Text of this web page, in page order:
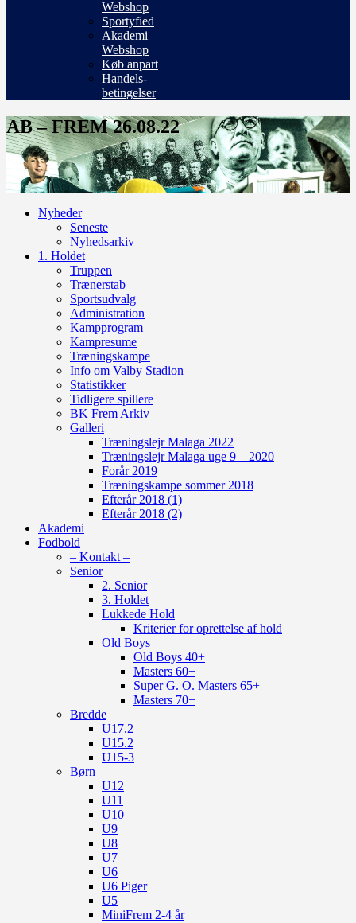
Webshop
Sportyfied
Akademi
Webshop
Køb anpart
Handels-
betingelser
AB – FREM 26.08.22
Nyheder
Seneste
Nyhedsarkiv
1. Holdet
Truppen
Trænerstab
Sportsudvalg
Administration
Kampprogram
Kampresume
Træningskampe
Info om Valby Stadion
Statistikker
Tidligere spillere
BK Frem Arkiv
Galleri
Træningslejr Malaga 2022
Træningslejr Malaga uge 9 – 2020
Forår 2019
Træningskampe sommer 2018
Efterår 2018 (1)
Efterår 2018 (2)
Akademi
Fodbold
– Kontakt –
Senior
2. Senior
3. Holdet
Lukkede Hold
Kriterier for oprettelse af hold
Old Boys
Old Boys 40+
Masters 60+
Super G. O. Masters 65+
Masters 70+
Bredde
U17.2
U15.2
U15-3
Børn
U12
U11
U10
U9
U8
U7
U6
U6 Piger
U5
MiniFrem 2-4 år